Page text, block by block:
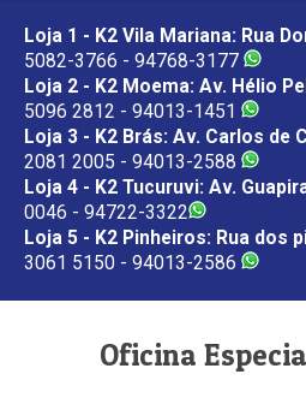
Loja 1 - K2 Vila Mariana: Rua
5082-3766 - 94768-3177
Loja 2 - K2 Moema: Av. Hélio
5096 2812 - 94013-1451
Loja 3 - K2 Brás: Av. Carlos de
2081 2005 - 94013-2588
Loja 4 - K2 Tucuruvi: Av.
0046 - 94722-3322
Loja 5 - K2 Pinheiros: Rua dos
3061 5150 - 94013-2586
Oficina